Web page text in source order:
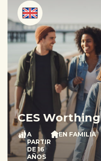
CES Worthing
A
PARTIR
DE 16
AÑOS
EN FAMILIA